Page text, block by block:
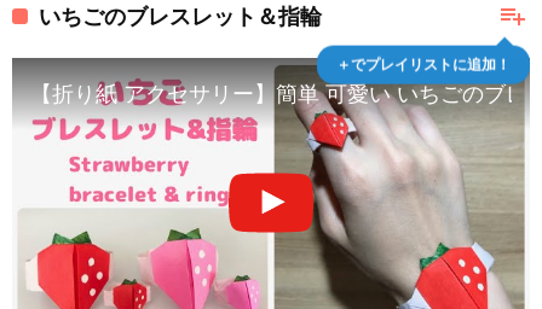
playlist_add
＋でプレイリストに追加！
いちごのブレスレット＆指輪
【折り紙 アクセサリー】簡単 可愛い いちごのブ